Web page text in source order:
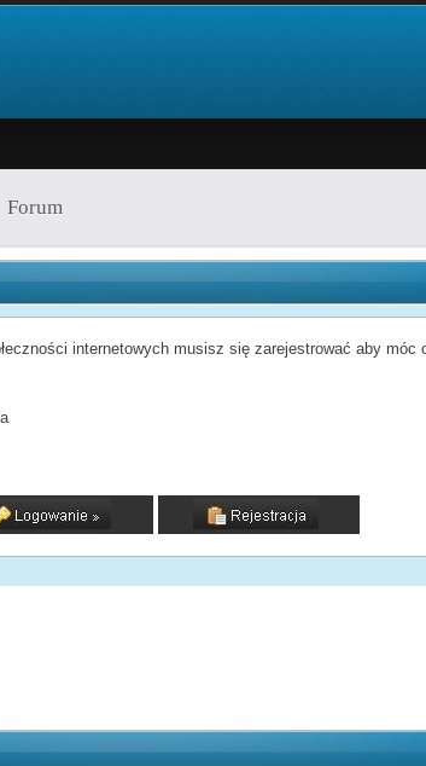
Forum
internetowych musisz się zarejestrować aby